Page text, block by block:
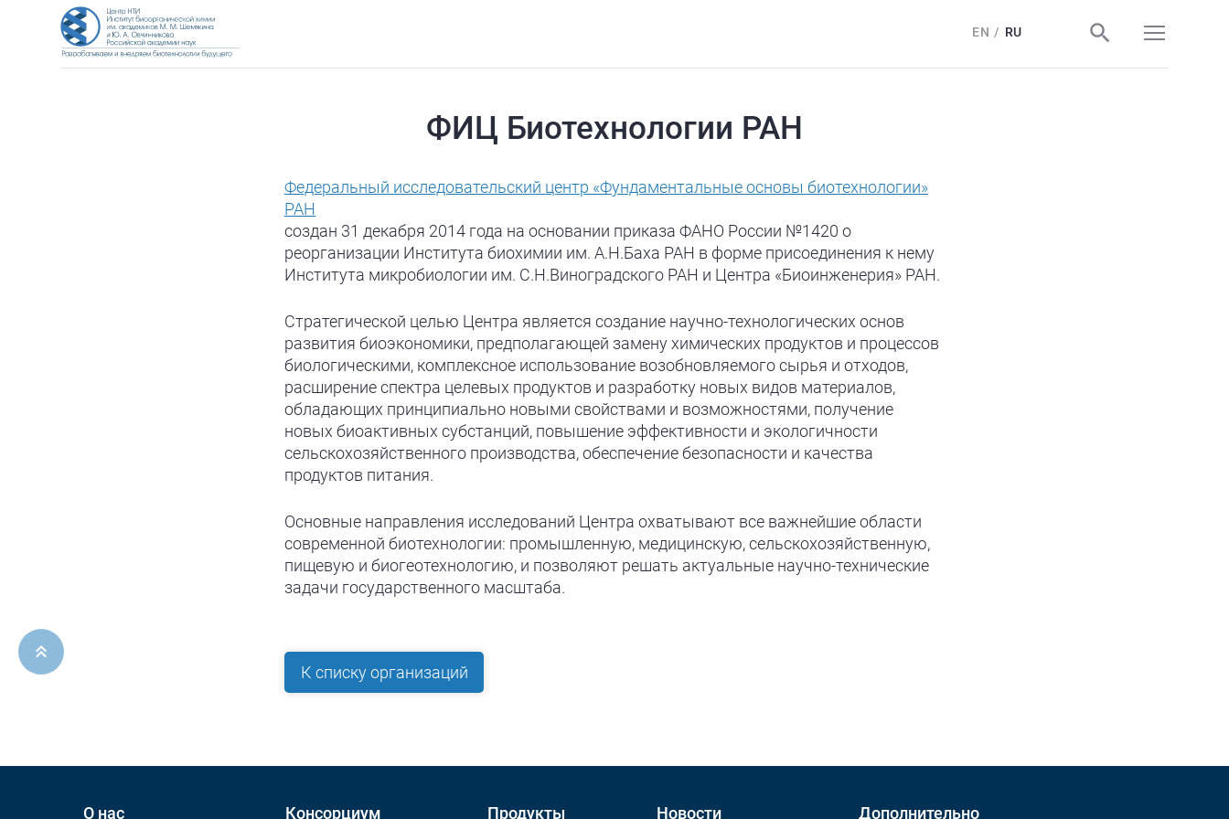
EN RU
ФИЦ Биотехнологии РАН
Федеральный исследовательский центр «Фундаментальные основы биотехнологии»
РАН
создан 31 декабря 2014 года на основании приказа ФАНО России №1420 о
реорганизации Института биохимии им. А.Н.Баха РАН в форме присоединения к нему
Института микробиологии им. С.Н.Виноградского РАН и Центра «Биоинженерия» РАН.
Стратегической целью Центра является создание научно-технологических основ
развития биоэкономики, предполагающей замену химических продуктов и процессов
биологическими, комплексное использование возобновляемого сырья и отходов,
расширение спектра целевых продуктов и разработку новых видов материалов,
обладающих принципиально новыми свойствами и возможностями, получение
новых биоактивных субстанций, повышение эффективности и экологичности
сельскохозяйственного производства, обеспечение безопасности и качества
продуктов питания.
Основные направления исследований Центра охватывают все важнейшие области
современной биотехнологии: промышленную, медицинскую, сельскохозяйственную,
пищевую и биогеотехнологию, и позволяют решать актуальные научно-технические
задачи государственного масштаба.
К списку организаций
О нас Консорциум Продукты Новости Дополнительно